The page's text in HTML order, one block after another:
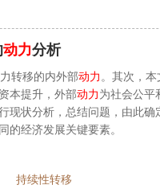
动力分析
转移的内外部动力 。其次，
本提升，外部动力 为社会公平
现状分析，总结问题，由此确
的经济发展关键要素。
持续性转移